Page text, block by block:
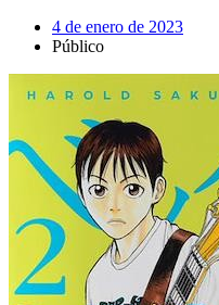
4 de enero de 2023
Público